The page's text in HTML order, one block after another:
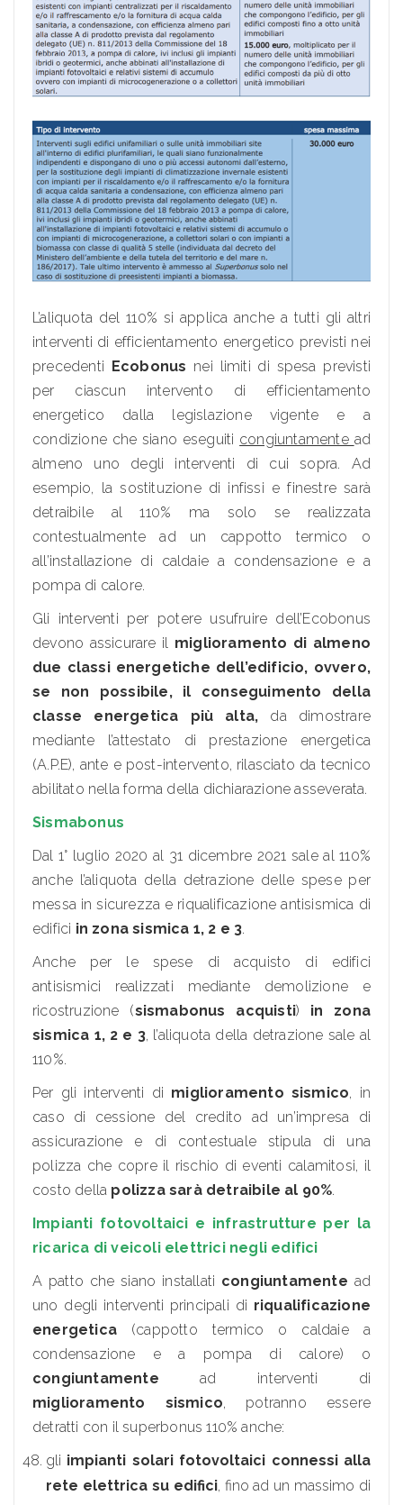
L’aliquota del 110% si applica anche a tutti gli altri
interventi di efficientamento energetico previsti nei
precedenti
Ecobonus nei limiti di spesa previsti
per ciascun intervento di efficientamento
energetico dalla legislazione vigente e a
condizione che siano eseguiti congiuntamente ad
almeno uno degli interventi di cui sopra. Ad
esempio, la sostituzione di infissi e finestre sarà
detraibile al 110% ma solo se realizzata
contestualmente ad un cappotto termico o
all’installazione di caldaie a condensazione e a
pompa di calore.
Gli interventi per potere usufruire dell’Ecobonus
devono assicurare il miglioramento di almeno
due classi energetiche dell’edificio, ovvero,
se non possibile, il conseguimento della
classe energetica più alta, da dimostrare
mediante l’attestato di prestazione energetica
(A.P.E), ante e post-intervento, rilasciato da tecnico
abilitato nella forma della dichiarazione asseverata.
Sismabonus
Dal 1° luglio 2020 al 31 dicembre 2021 sale al 110%
anche l’aliquota della detrazione delle spese per
messa in sicurezza e riqualificazione antisismica di
edifici in zona sismica 1, 2 e 3.
Anche per le spese di acquisto di edifici
antisismici realizzati mediante demolizione e
ricostruzione (sismabonus acquisti) in zona
sismica 1, 2 e 3, l’aliquota della detrazione sale al
110%.
Per gli interventi di miglioramento sismico, in
caso di cessione del credito ad un’impresa di
assicurazione e di contestuale stipula di una
polizza che copre il rischio di eventi calamitosi, il
costo della polizza sarà detraibile al 90%.
Impianti fotovoltaici e infrastrutture per la
ricarica di veicoli elettrici negli edifici
A patto che siano installati congiuntamente ad
uno degli interventi principali di riqualificazione
energetica (cappotto termico o caldaie a
condensazione e a pompa di calore) o
congiuntamentead interventi di
miglioramento sismico, potranno essere
detratti con il superbonus 110% anche:
gli impianti solari fotovoltaici connessi alla
rete elettrica su edifici, fino ad un massimo di